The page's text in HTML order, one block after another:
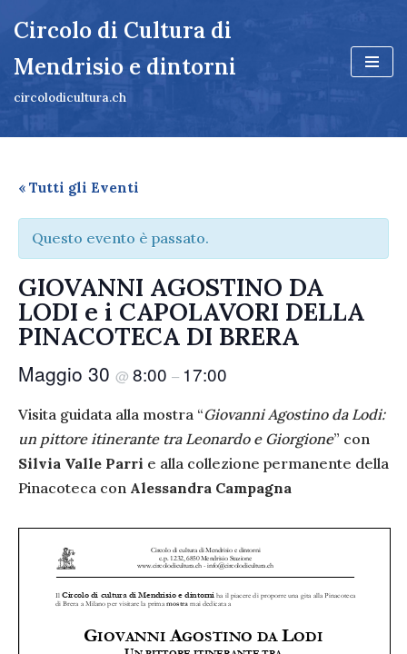
al
contenuto
Circolo di Cultura di
Mendrisio e dintorni
circolodicultura.ch
« Tutti gli Eventi
Questo evento è passato.
GIOVANNI AGOSTINO DA
LODI e i CAPOLAVORI DELLA
PINACOTECA DI BRERA
Maggio 30 @ 8:00 – 17:00
Visita guidata alla mostra “Giovanni Agostino da Lodi:
un pittore itinerante tra Leonardo e Giorgione” con
Silvia Valle Parri e alla collezione permanente della
Pinacoteca con Alessandra Campagna